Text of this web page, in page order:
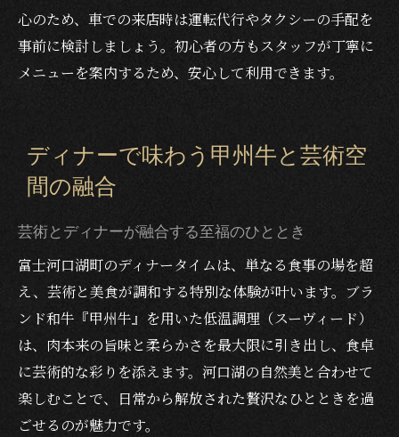
心のため、車での来店時は運転代行やタクシーの手配を
事前に検討しましょう。初心者の方もスタッフが丁寧に
メニューを案内するため、安心して利用できます。
ディナーで味わう甲州牛と芸術空
間の融合
芸術とディナーが融合する至福のひととき
富士河口湖町のディナータイムは、単なる食事の場を超
え、芸術と美食が調和する特別な体験が叶います。ブラ
ンド和牛『甲州牛』を用いた低温調理（スーヴィード）
は、肉本来の旨味と柔らかさを最大限に引き出し、食卓
に芸術的な彩りを添えます。河口湖の自然美と合わせて
楽しむことで、日常から解放された贅沢なひとときを過
ごせるのが魅力です。